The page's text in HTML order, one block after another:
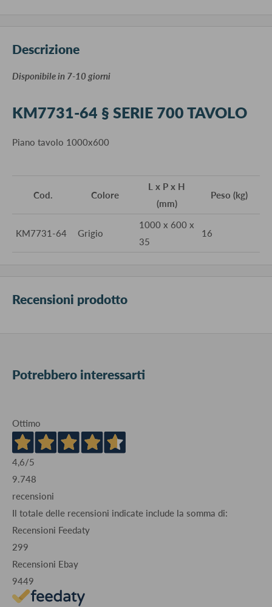
Descrizione
​Disponibile in 7-10 giorni
KM7731-64 § SERIE 700 TAVOLO
Piano tavolo 1000x600
Cod. Colore
L x P x H
(mm)
Peso (kg)
KM7731-64 Grigio
1000 x 600 x
35
16
Recensioni prodotto
Potrebbero interessarti
Ottimo
4,6/5
9.748
recensioni
Il totale delle recensioni indicate include la somma di:
Recensioni Feedaty
299
Recensioni Ebay
9449